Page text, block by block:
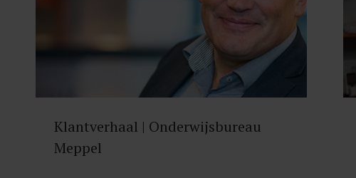
Klantverhaal | Onderwijsbureau
Meppel